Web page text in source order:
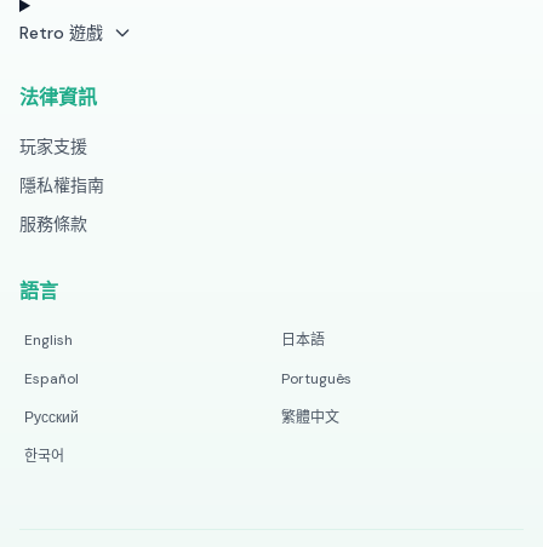
Retro 遊戲
法律資訊
玩家支援
隱私權指南
服務條款
語言
English
日本語
Español
Português
Русский
繁體中文
한국어